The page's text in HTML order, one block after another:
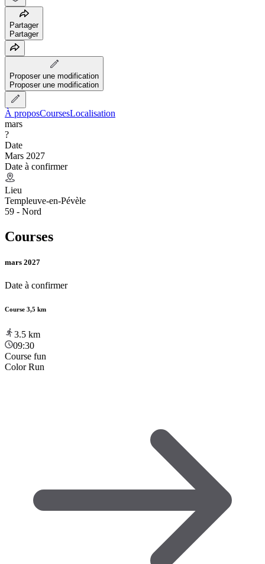
Partager
Partager
Proposer une modification
Proposer une modification
À proposCoursesLocalisation
mars
?
Date
Mars 2027
Date à confirmer
Lieu
Templeuve-en-Pévèle
59 - Nord
Courses
mars 2027
Date à confirmer
Course 3,5 km
3.5 km
09:30
Course fun
Color Run